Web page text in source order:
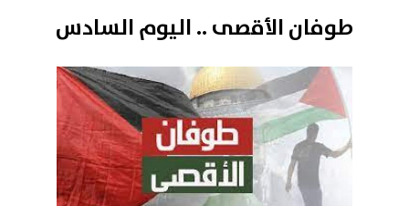
طوفان الأقصى .. اليوم السادس